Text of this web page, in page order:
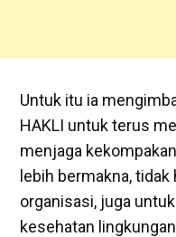
Untuk itu ia
HAKLI untuk terus
menjaga
lebih bermakna,
organisasi, juga
kesehatan